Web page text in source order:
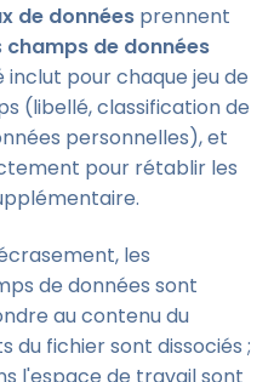
de données prennent
champs de données
inclut pour chaque jeu de
(libellé, classification de
personnelles), et
pour rétablir les
les
de données sont
au contenu du
du fichier sont dissociés ;
l'espace de travail sont